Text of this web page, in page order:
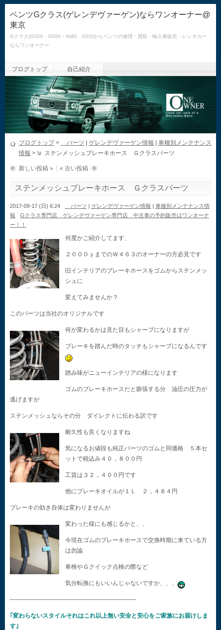
ベンツGクラス(ゲレンデヴァーゲン)ならワンオーナー@
東京
Gクラス(G320・G500・AMG G55)からベンツの修理・買取・輸入車販売・レンタカー
ならワンオーナー
ブログトップ 自己紹介
ブログトップ> パーツ ゲレンデヴァーゲン情報
車種別メンテナンス
情報 > ステンメッシュブレーキホース Ｇクラスパーツ
新しい投稿 » « 古い投稿
ステンメッシュブレーキホース Ｇクラスパーツ
2017-09-17 (日) 6:24 パーツ | ゲレンデヴァーゲン情報 | 車種別メンテナンス情
報
Gクラス専門店 ゲレンデヴァーゲン専門店 中古車の予約販売はワンオーナ
ー！！
何度かご紹介してます、
２０００ｙまでのＷ４６３のオーナーの方必見です
旧インテリアのブレーキホースをゴムからステンメッ
シュに
変えてみませんか？
このパーツは当社のオリジナルです
何が変わるかは見た目もシャープになりますが
ブレーキを踏んだ時のタッチもシャープになるんです
踏み味がニューインテリアの様になります
ゴムのブレーキホースだと膨張する分 油圧の圧力が
逃げますが
ステンメッシュならその分 ダイレクトに伝わる訳です
耐久性も良くなりますね
気になるお値段も純正パーツのゴムと同価格 ５本セ
ットで税込み４０，８００円
工賃は３２，４００円です
他にブレーキオイルが１Ｌ ２，４８４円
ブレーキの効き自体は変わりませんが
変わった様にも感じるかと、、
今現在ゴムのブレーキホースで交換時期に来ている方
は勿論
車検やＧクイック点検の際など
気分転換にもいいんじゃないですか、、、
—————————————————————-
｢変わらないスタイルそれはこれ以上無い安全と安心をご家族にお届けしま
す｣